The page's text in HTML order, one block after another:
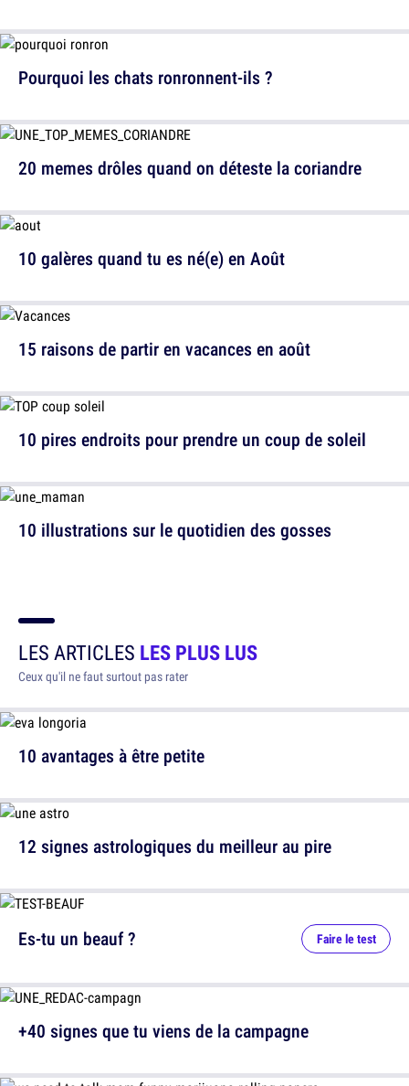
Pourquoi les chats ronronnent-ils ?
10 galères quand tu es né(e) en Août
10 pires endroits pour prendre un coup de soleil
20 memes drôles quand on déteste la coriandre
15 raisons de partir en vacances en août
10 illustrations sur le quotidien des gosses
LES ARTICLES LES PLUS LUS
Ceux qu'il ne faut surtout pas rater
10 avantages à être petite
12 signes astrologiques du meilleur au pire
Es-tu un beauf ? Faire le test
+40 signes que tu viens de la campagne